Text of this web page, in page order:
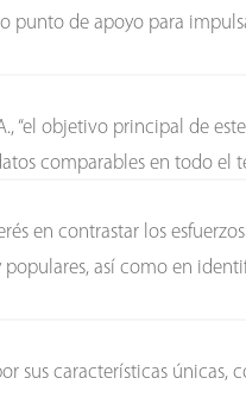
de apoyo para
“el objetivo principal de
comparables en todo el
en contrastar los
así como en
sus características únicas,